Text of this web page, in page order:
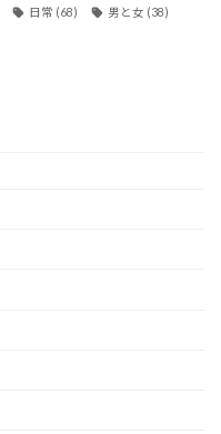
日常 (68) 男と女 (38)